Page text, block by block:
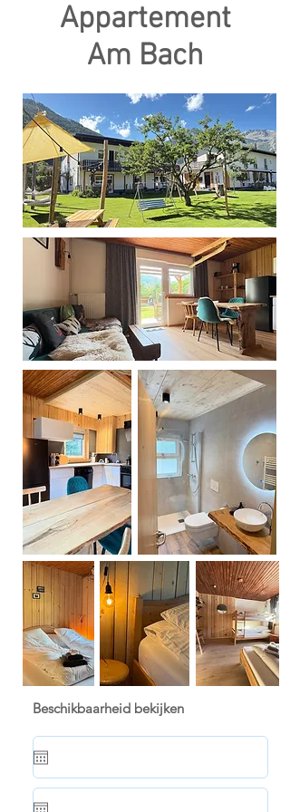
Appartement
Am Bach
Beschikbaarheid bekijken